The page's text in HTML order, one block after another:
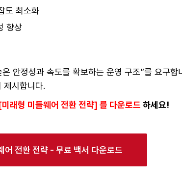
도 최소화
향상
안정성과 속도를 확보하는 운영 구조”를 요구합
제시합니다.
래형 미들웨어 전환 전략] 를 다운로드 하세요!
어 전환 전략 - 무료 백서 다운로드